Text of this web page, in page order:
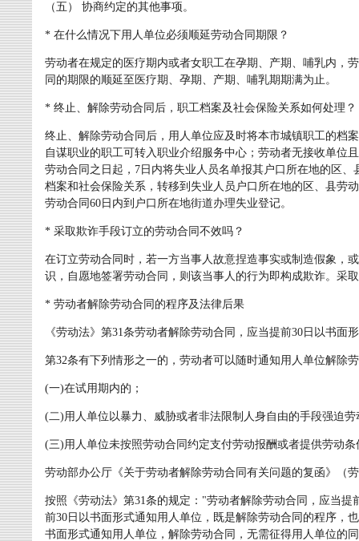
（五） 协商约定的其他事项。
* 在什么情况下用人单位必须顺延劳动合同期限？
劳动者在规定的医疗期内或者女职工在孕期、产期、哺乳内，
同的期限的顺延至医疗期、孕期、产期、哺乳期期满为止。
* 终止、解除劳动合同后，职工档案及社会保险关系如何处理？
终止、解除劳动合同后，用人单位应及时将本市城镇职工的档
自谋职业的职工可转入职业介绍服务中心；劳动者无接收单位
劳动合同之日起，7日内将失业人员名单报其户口所在地的区
档案和社会保险关系，转移到失业人员户口所在地的区、县劳
劳动合同60日内到户口所在地街道办理失业登记。
* 采取欺诈手段订立的劳动合同不效吗？
在订立劳动合同时，若一方当事人故意捏造事实或制造假象，
识，自愿地签署劳动合同，则该当事人的行为即构成欺诈。采
* 劳动者解除劳动合同的程序及法律后果
《劳动法》第31条劳动者解除劳动合同，应当提前30日以书面
第32条有下列情形之一的，劳动者可以随时通知用人单位解除
(一)在试用期内的；
(二)用人单位以暴力、威胁或者非法限制人身自由的手段强迫劳
(三)用人单位未按照劳动合同约定支付劳动报酬或者提供劳动条
劳动部办公厅《关于劳动者解除劳动合同有关问题的复函》（
按照《劳动法》第31条的规定："劳动者解除劳动合同，应当
前30日以书面形式通知用人单位，既是解除劳动合同的程序，
书面形式通知用人单位，解除劳动合同，无需征得用人单位的